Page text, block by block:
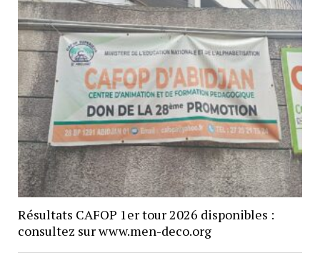
Résultats CAFOP 1er tour 2026 disponibles :
consultez sur www.men-deco.org